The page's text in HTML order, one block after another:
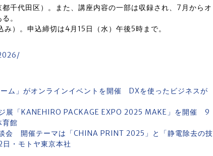
千代田区）。また、講座内容の一部は収録され、7月からオ
。
）。申込締切は4月15日（水）午後5時まで。
ム」がオンラインイベントを開催 DXを使ったビジネスが
展「KANEHIRO PACKAGE EXPO 2025 MAKE」を開催 9
育館
会 開催テーマは「CHINA PRINT 2025」と「静電除去の技
・モトヤ東京本社